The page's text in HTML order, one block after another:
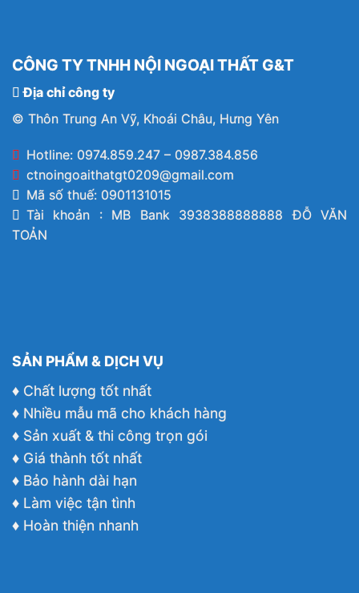
CÔNG TY TNHH NỘI NGOẠI THẤT G&T
Địa chỉ công ty
© Thôn Trung An Vỹ, Khoái Châu, Hưng Yên
Hotline: 0974.859.247 – 0987.384.856
ctnoingoaithatgt0209@gmail.com
Mã số thuế: 0901131015
Tài khoản : MB Bank 3938388888888 ĐỖ VĂN
TOẢN
SẢN PHẨM & DỊCH VỤ
♦ Chất lượng tốt nhất
♦ Nhiều mẫu mã cho khách hàng
♦ Sản xuất & thi công trọn gói
♦ Giá thành tốt nhất
♦ Bảo hành dài hạn
♦ Làm việc tận tình
♦ Hoàn thiện nhanh